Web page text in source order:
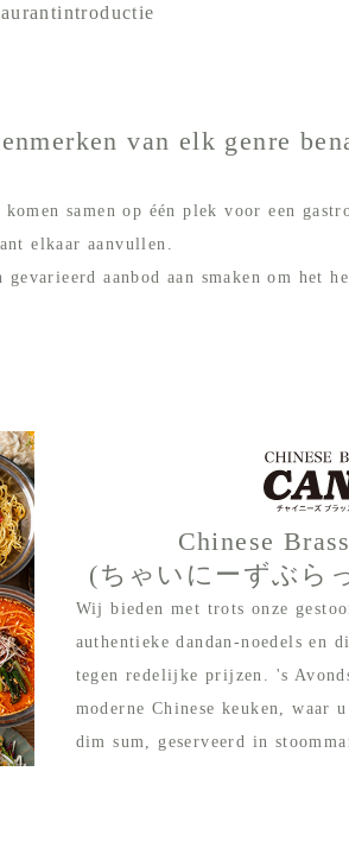
van elk genre
samen op één plek voor een
elkaar aanvullen.
aanbod aan smaken om het
Chinese
(ちゃいにーずぶら
Wij bieden met trots onze
authentieke dandan-noedels en
tegen redelijke prijzen. 's
moderne Chinese keuken, waar
dim sum, geserveerd in